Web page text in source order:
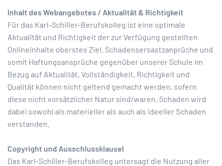
Inhalt des Webangebotes / Aktualität & Richtigkeit
Für das Karl-Schiller-Berufskolleg ist eine optimale
Aktualität und Richtigkeit der zur Verfügung gestellten
Onlineinhalte oberstes Ziel. Schadensersastzanprüche und
somit Haftungsansprüche gegenüber unserer Schule im
Bezug auf Aktualität, Vollständigkeit, Richtigkeit und
Qualität können nicht geltend gemacht werden, sofern
diese nicht vorsätzlicher Natur sind/waren. Schaden wird
dabei sowohl als materieller als auch als ideeller Schaden
verstanden.
Copyright und Ausschlussklausel
Das Karl-Schiller-Berufskolleg untersagt die Nutzung aller